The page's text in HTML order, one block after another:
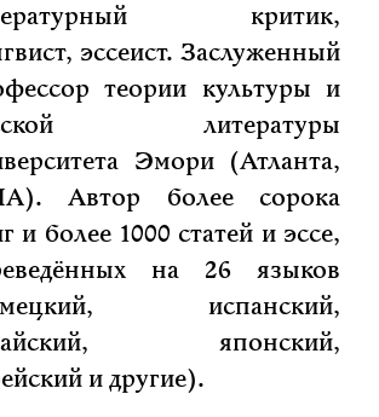
критик,
эссеист. Заслуженный
теории культуры и
литературы
Эмори (Атланта,
Автор более сорока
и более 1000 статей и эссе,
на 26 языков
испанский,
японский,
и другие).